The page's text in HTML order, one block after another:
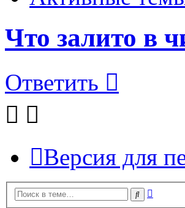
Что залито в
Ответить
Версия для
Поиск